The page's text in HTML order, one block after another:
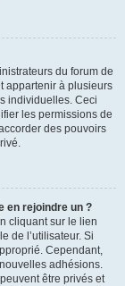
du forum de
appartenir à plusieurs
individuelles. Ceci
les permissions de
des pouvoirs
en rejoindre un ?
cliquant sur le lien
de l’utilisateur. Si
Cependant,
adhésions.
être privés et